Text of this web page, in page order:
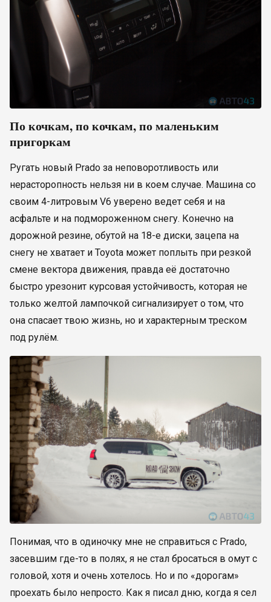
По кочкам, по кочкам, по маленьким
пригоркам
Ругать новый Prado за неповоротливость или
нерасторопность нельзя ни в коем случае. Машина со
своим 4-литровым V6 уверено ведет себя и на
асфальте и на подмороженном снегу. Конечно на
дорожной резине, обутой на 18-е диски, зацепа на
снегу не хватает и Toyota может поплыть при резкой
смене вектора движения, правда её достаточно
быстро урезонит курсовая устойчивость, которая не
только желтой лампочкой сигнализирует о том, что
она спасает твою жизнь, но и характерным треском
под рулём.
Понимая, что в одиночку мне не справиться с Prado,
засевшим где-то в полях, я не стал бросаться в омут с
головой, хотя и очень хотелось. Но и по «дорогам»
проехать было непросто. Как я писал дню, когда я сел